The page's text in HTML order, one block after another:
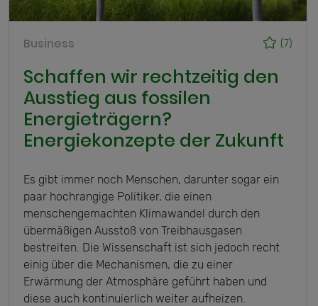
(7)
Business
Schaffen wir rechtzeitig den
Ausstieg aus fossilen
Energieträgern?
Energiekonzepte der Zukunft
Es gibt immer noch Menschen, darunter sogar ein
paar hochrangige Politiker, die einen
menschengemachten Klimawandel durch den
übermäßigen Ausstoß von Treibhausgasen
bestreiten. Die Wissenschaft ist sich jedoch recht
einig über die Mechanismen, die zu einer
Erwärmung der Atmosphäre geführt haben und
diese auch kontinuierlich weiter aufheizen.